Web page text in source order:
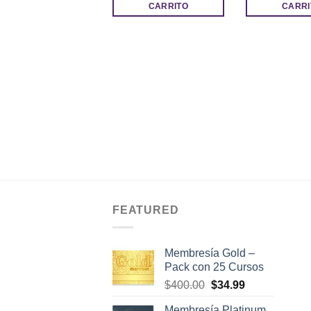
$27.00.$7.00.
CARRITO
FEATURED
Membresía Gold –
Pack con 25 Cursos
$400.00 El
$34.99El